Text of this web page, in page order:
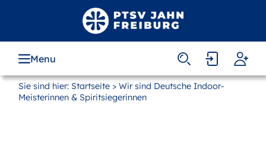
MAIN
NAVIGATION
Menu
Sie sind hier: Startseite> Wir sind Deutsche Indoor-
Meisterinnen & Spiritsiegerinnen